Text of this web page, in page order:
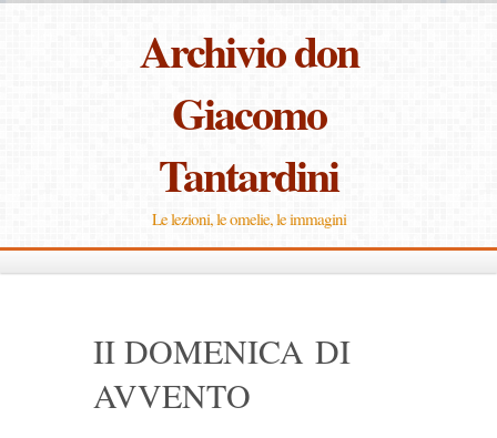
Archivio don
Giacomo
Tantardini
Le lezioni, le omelie, le immagini
II DOMENICA DI
AVVENTO